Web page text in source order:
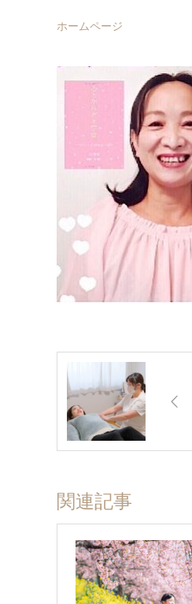
ホームページ
関連記事